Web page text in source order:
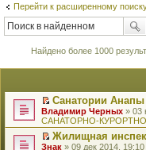
Перейти к расширенному
Найдено более 1000
П
е
р
е
й
Санатории Анапы
Владимир Черных » 03
САНАТОРНО-
П
Жилищная
Знак » 09 дек 2014,